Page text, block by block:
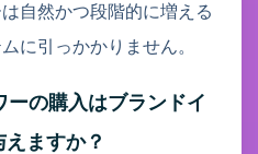
自然かつ段階的に増える
に引っかかりません。
ーの購入はブランドイ
ますか？